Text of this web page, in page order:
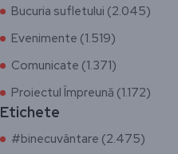
Bucuria sufletului (2.045)
Evenimente (1.519)
Comunicate (1.371)
Proiectul Împreună (1.172)
Etichete
#binecuvântare (2.475)